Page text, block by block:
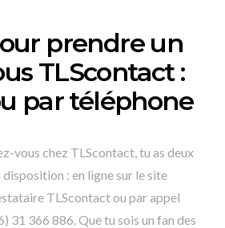
prendre un
TLScontact :
par téléphone
vous chez TLScontact, tu as deux
: en ligne sur le site
TLScontact ou par appel
31 366 886. Que tu sois un fan des